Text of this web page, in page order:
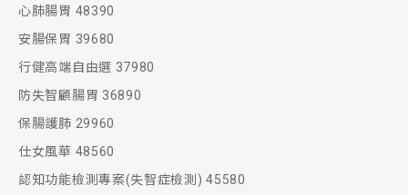
心肺腸胃 48390
安腸保胃 39680
行健高端自由選 37980
防失智顧腸胃 36890
保腸護肺 29960
仕女風華 48560
認知功能檢測專案(失智症檢測) 45580